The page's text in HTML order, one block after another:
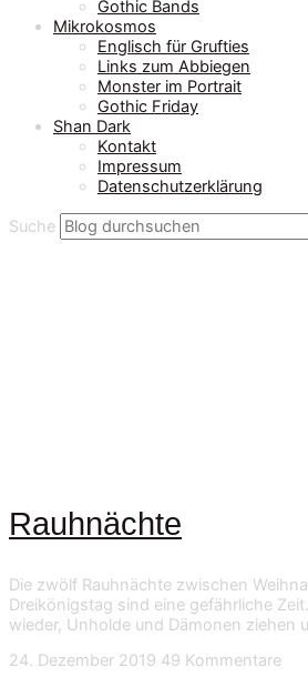
Gothic Bands
Mikrokosmos
Englisch für Grufties
Links zum Abbiegen
Monster im Portrait
Gothic Friday
Shan Dark
Kontakt
Impressum
Datenschutzerklärung
Suche
Rauhnächte
Die zwölf Rauhnächte zwischen
Dreikönigstag sind eine gefährliche
wieder, Unholde und Dämonen ziehen
24. Dezember 2019 49 Kommentare